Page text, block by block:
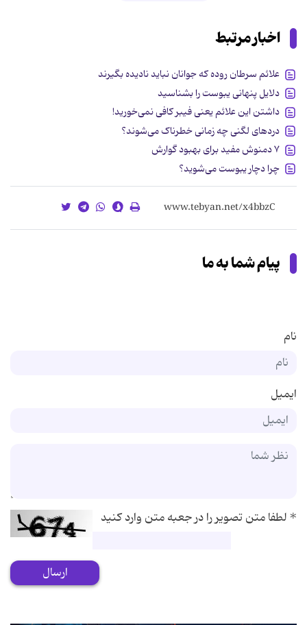
اخبار مرتبط
علائم سرطان روده که جوانان نباید نادیده بگیرند
دلایل پنهانی یبوست را بشناسید
داشتن این علائم یعنی فیبر کافی نمی‌خورید!
دردهای لگنی چه زمانی خطرناک می‌شوند؟
۷ دمنوش مفید برای بهبود گوارش
چرا دچار یبوست می‌شوید؟
پیام شما به ما
نام
ایمیل
*لطفا متن تصویر را در جعبه متن وارد کنید
ارسال